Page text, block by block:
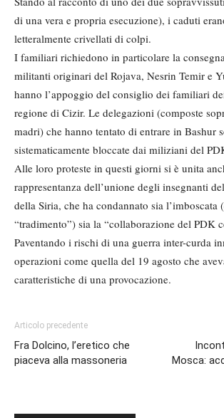
di una vera e propria esecuzione), i caduti
letteralmente crivellati di colpi.
I familiari richiedono in particolare la
militanti originari del Rojava, Nesrin Temir e
hanno l’appoggio del consiglio dei familiari
regione di Cizir. Le delegazioni (composte
madri) che hanno tentato di entrare in Bashur
sistematicamente bloccate dai miliziani del
Alle loro proteste in questi giorni si è unita
rappresentanza dell’unione degli insegnanti
della Siria, che ha condannato sia l’imboscata
“tradimento”) sia la “collaborazione del PDK
Paventando i rischi di una guerra inter-curda
operazioni come quella del 19 agosto che
caratteristiche di una provocazione.
Articolo precedente
Fra Dolcino, l’eretico che
piaceva alla massoneria
Mosca: